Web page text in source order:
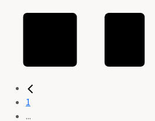
1
...